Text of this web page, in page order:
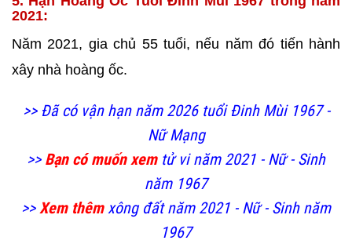
2021:
Năm 2021, gia chủ 55 tuổi, nếu năm đó tiến hành
xây nhà hoàng ốc.
>> Đã có vận hạn năm 2026 tuổi Đinh Mùi 1967 -
Nữ Mạng
>> Bạn có muốn xemtử vi năm 2021 - Nữ - Sinh
năm 1967
>>Xem thêmxông đất năm 2021 - Nữ - Sinh năm
1967